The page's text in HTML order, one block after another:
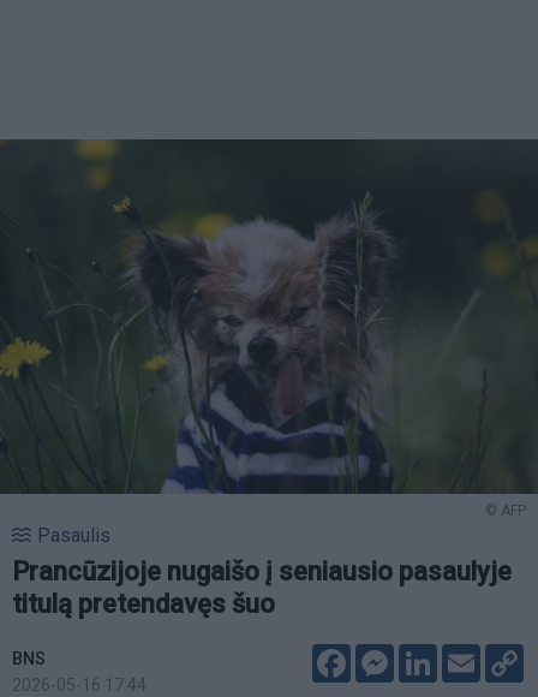
© AFP
Pasaulis
Prancūzijoje nugaišo į seniausio pasaulyje
titulą pretendavęs šuo
BNS
2026-05-16 17:44
FacebookMessenger
LinkedIn
Email